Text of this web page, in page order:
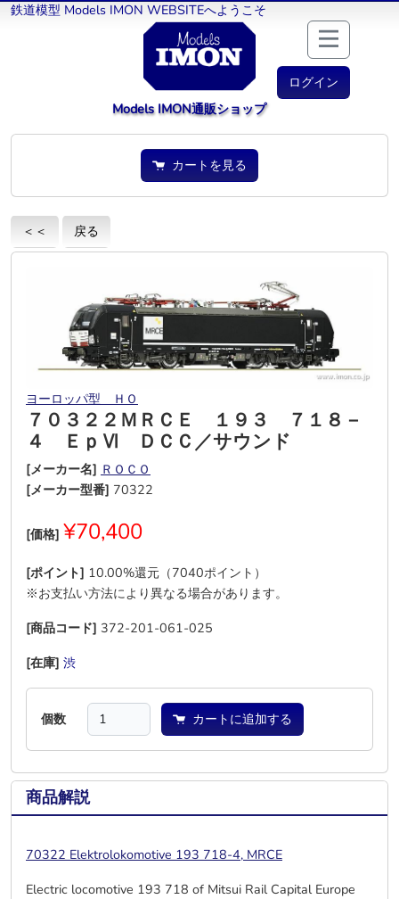
鉄道模型 Models IMON WEBSITEへようこそ
ログイン
Models IMON通販ショップ
カートを見る
＜＜ 戻る
ヨーロッパ型 ＨＯ
７０３２２ＭＲＣＥ １９３ ７１８－
４ ＥｐⅥ ＤＣＣ／サウンド
[メーカー名] ＲＯＣＯ
[メーカー型番] 70322
[価格] ¥70,400
[ポイント] 10.00%還元（7040ポイント）
※お支払い方法により異なる場合があります。
[商品コード] 372-201-061-025
[在庫] 渋
個数 カートに追加する
商品解説
70322 Elektrolokomotive 193 718-4, MRCE
Electric locomotive 193 718 of Mitsui Rail Capital Europe